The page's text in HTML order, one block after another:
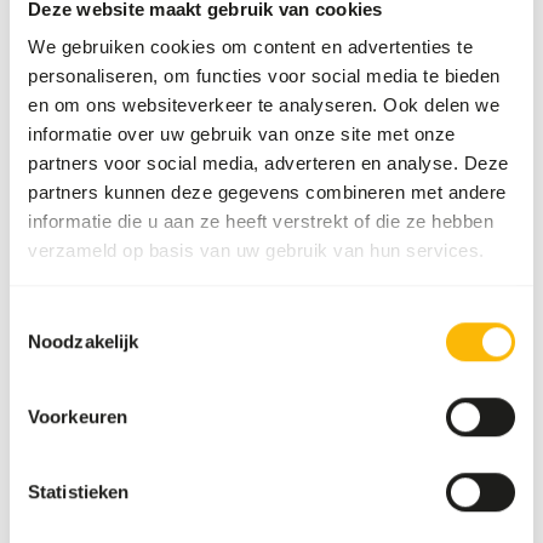
Deze website maakt gebruik van cookies
We gebruiken cookies om content en advertenties te
personaliseren, om functies voor social media te bieden
en om ons websiteverkeer te analyseren. Ook delen we
informatie over uw gebruik van onze site met onze
partners voor social media, adverteren en analyse. Deze
partners kunnen deze gegevens combineren met andere
informatie die u aan ze heeft verstrekt of die ze hebben
verzameld op basis van uw gebruik van hun services.
Noodzakelijk
Voorkeuren
Statistieken
Over dit product
Meer informatie kunt u vinden op www.kbraw.eu
Vocht
0,44%